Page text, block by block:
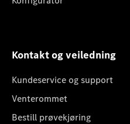
Kontakt og veiledning
Kundeservice og support
Venterommet
Bestill prøvekjøring